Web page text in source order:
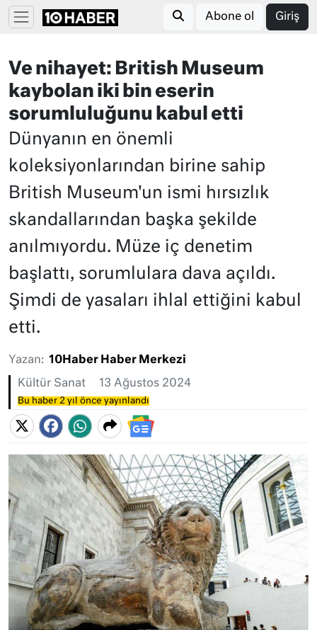
Abone ol Giriş
Ve nihayet: British Museum
kaybolan iki bin eserin
sorumluluğunu kabul etti
Dünyanın en önemli
koleksiyonlarından birine sahip
British Museum'un ismi hırsızlık
skandallarından başka şekilde
anılmıyordu. Müze iç denetim
başlattı, sorumlulara dava açıldı.
Şimdi de yasaları ihlal ettiğini kabul
etti.
Yazan: 10Haber Haber Merkezi
Kültür Sanat 13 Ağustos 2024
Bu haber 2 yıl önce yayınlandı